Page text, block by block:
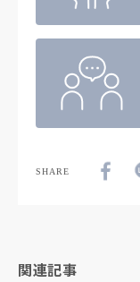
SHARE
関連記事